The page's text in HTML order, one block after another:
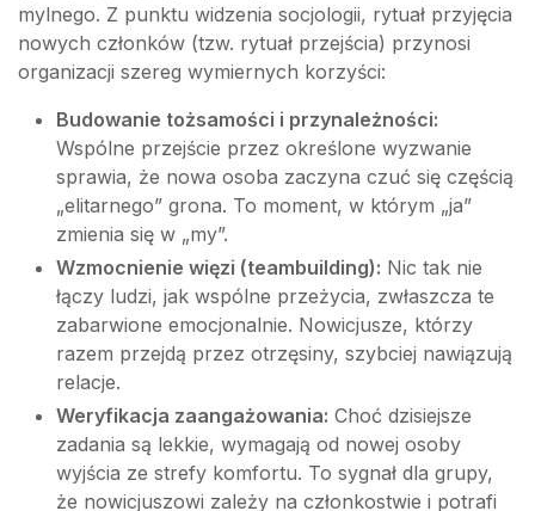
mylnego. Z punktu widzenia socjologii, rytuał przyjęcia
nowych członków (tzw. rytuał przejścia) przynosi
organizacji szereg wymiernych korzyści:
Budowanie tożsamości i przynależności:
Wspólne przejście przez określone wyzwanie
sprawia, że nowa osoba zaczyna czuć się częścią
„elitarnego” grona. To moment, w którym „ja”
zmienia się w „my”.
Wzmocnienie więzi (teambuilding): Nic tak nie
łączy ludzi, jak wspólne przeżycia, zwłaszcza te
zabarwione emocjonalnie. Nowicjusze, którzy
razem przejdą przez otrzęsiny, szybciej nawiązują
relacje.
Weryfikacja zaangażowania: Choć dzisiejsze
zadania są lekkie, wymagają od nowej osoby
wyjścia ze strefy komfortu. To sygnał dla grupy,
że nowicjuszowi zależy na członkostwie i potrafi